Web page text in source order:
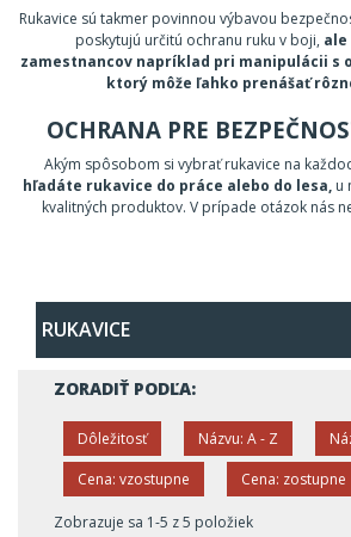
Rukavice sú takmer povinnou výbavou
poskytujú určitú ochranu ruku v boji, ale
zamestnancov napríklad pri manipulácii s
ktorý môže ľahko prenášať
OCHRANA PRE
Akým spôsobom si vybrať rukavice na
hľadáte rukavice do práce alebo do lesa, u
kvalitných produktov. V prípade otázok nás
RUKAVICE
ZORADIŤ PODĽA:
Dôležitosť Názvu: A - Z
Cena: vzostupne
Cena: zostupne
Zobrazuje sa 1-5 z 5 položiek